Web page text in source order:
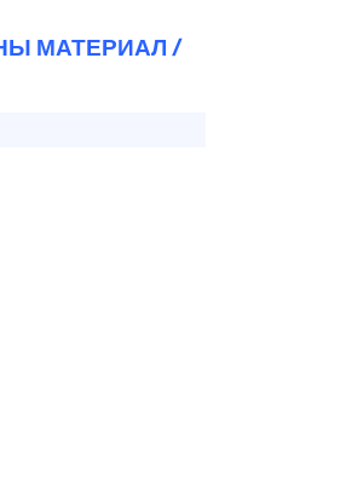
МАТЕРИАЛ /